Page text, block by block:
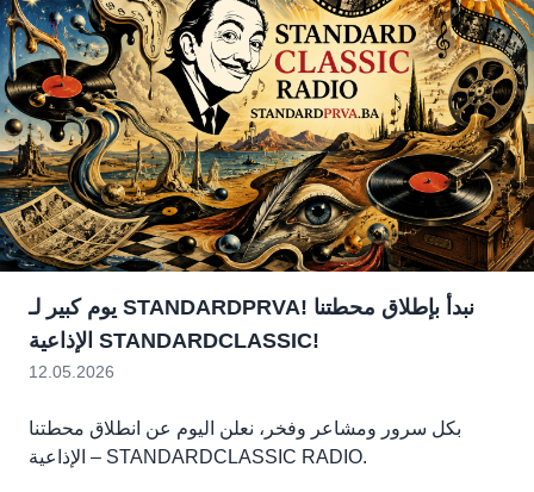
يوم كبير لـ STANDARDPRVA! نبدأ بإطلاق محطتنا
الإذاعية STANDARDCLASSIC!
12.05.2026
بكل سرور ومشاعر وفخر، نعلن اليوم عن انطلاق محطتنا
الإذاعية – STANDARDCLASSIC RADIO.